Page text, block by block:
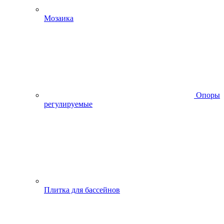
Мозаика
Опоры
регулируемые
Плитка для бассейнов